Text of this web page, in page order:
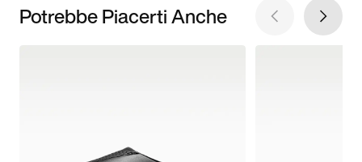
Potrebbe Piacerti Anche